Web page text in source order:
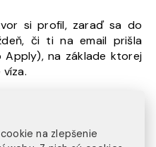
si profil, zaraď sa do
či ti na email prišla
na základe ktorej
text_align=“left“
na zlepšenie